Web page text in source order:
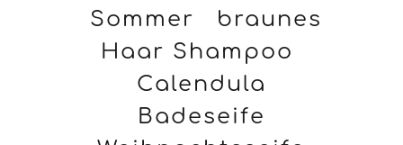
Sommer
braunes
Haar Shampoo
Calendula
Badeseife